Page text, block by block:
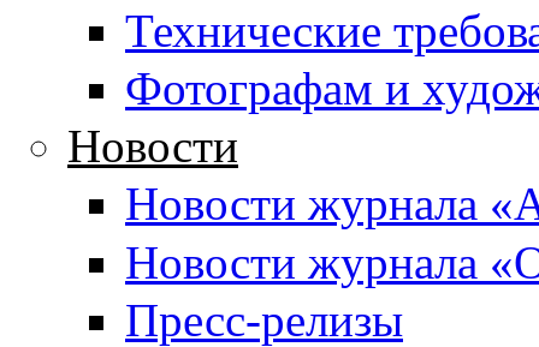
Технические
Фотографам и
Новости
Новости журнала
Новости журнала
Пресс-релизы